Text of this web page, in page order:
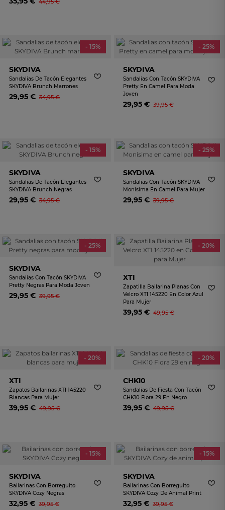
44,95 €
- 15%
SKYDIVA
Sandalias De Tacón Elegantes
SKYDIVA Brunch Marrones
29,95 € 34,95 €
- 25%
SKYDIVA
Sandalias Con Tacón SKYDIVA
Pretty En Camel Para Moda
Joven
29,95 € 39,95 €
- 15%
SKYDIVA
Sandalias De Tacón Elegantes
SKYDIVA Brunch Negras
29,95 € 34,95 €
- 25%
SKYDIVA
Sandalias Con Tacón SKYDIVA
Monisima En Camel Para Mujer
29,95 € 39,95 €
- 25%
SKYDIVA
Sandalias Con Tacón SKYDIVA
Pretty Negras Para Moda Joven
29,95 € 39,95 €
- 20%
XTI
Zapatilla Bailarina Planas Con
Velcro XTI 145220 En Color Azul
Para Mujer
39,95 € 49,95 €
- 20%
XTI
Zapatos Bailarinas XTI 145220
Blancas Para Mujer
39,95 € 49,95 €
- 20%
CHK10
Sandalias De Fiesta Con Tacón
CHK10 Flora 29 En Negro
39,95 € 49,95 €
- 15%
SKYDIVA
Bailarinas Con Borreguito
SKYDIVA Cozy Negras
32,95 € 39,95 €
- 15%
SKYDIVA
Bailarinas Con Borreguito
SKYDIVA Cozy De Animal Print
32,95 € 39,95 €